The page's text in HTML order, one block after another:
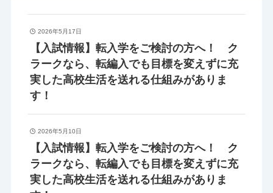
2026年5月17日
【入試情報】転入学をご検討の方へ！ ク
ラークなら、転編入でも目標を変えずに充
実した高校生活を送れる仕組みがありま
す！
2026年5月10日
【入試情報】転入学をご検討の方へ！ ク
ラークなら、転編入でも目標を変えずに充
実した高校生活を送れる仕組みがありま